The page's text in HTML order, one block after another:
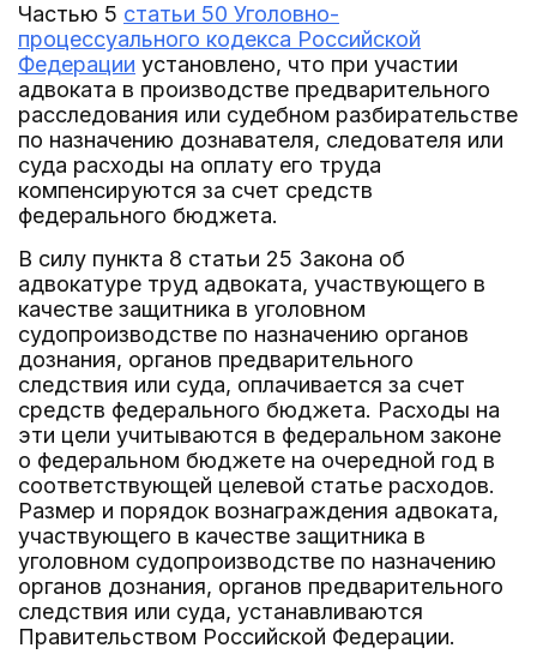
Частью 5 статьи 50 Уголовно-
процессуального кодекса Российской
Федерации установлено, что при участии
адвоката в производстве предварительного
расследования или судебном разбирательстве
по назначению дознавателя, следователя или
суда расходы на оплату его труда
компенсируются за счет средств
федерального бюджета.
В силу пункта 8 статьи 25 Закона об
адвокатуре труд адвоката, участвующего в
качестве защитника в уголовном
судопроизводстве по назначению органов
дознания, органов предварительного
следствия или суда, оплачивается за счет
средств федерального бюджета. Расходы на
эти цели учитываются в федеральном законе
о федеральном бюджете на очередной год в
соответствующей целевой статье расходов.
Размер и порядок вознаграждения адвоката,
участвующего в качестве защитника в
уголовном судопроизводстве по назначению
органов дознания, органов предварительного
следствия или суда, устанавливаются
Правительством Российской Федерации.